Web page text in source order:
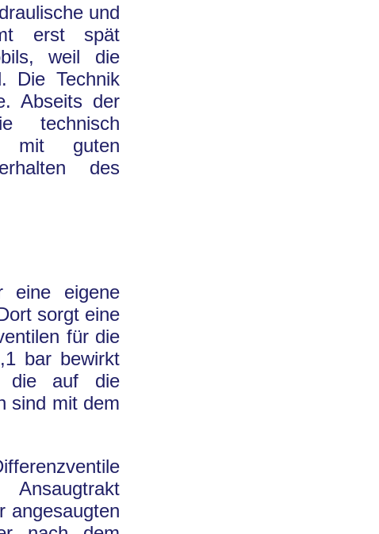
und
erst spät
weil die
Die Technik
Abseits der
technisch
mit guten
des
eine eigene
sorgt eine
für die
bar bewirkt
die auf die
sind mit dem
angesaugten